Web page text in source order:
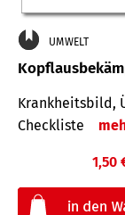
UMWELT
Krankheits­bild,
Check­liste
1,50